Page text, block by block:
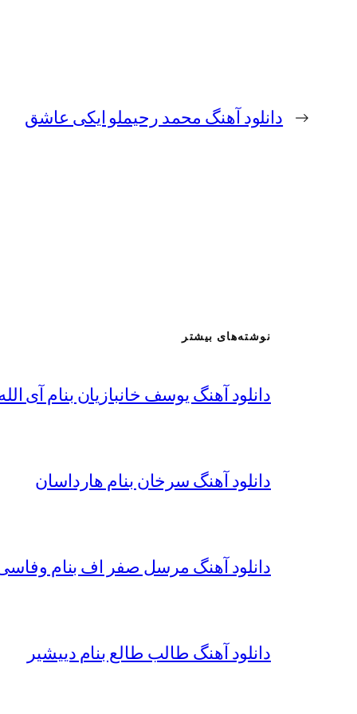
← دانلود آهنگ محمد رحیملو ایکی عاشق
نوشته‌های بیشتر
دانلود آهنگ یوسف خانبازیان بنام آی
دانلود آهنگ سرخان بنام هارداسان
دانلود آهنگ مرسل صفر اف بنام
دانلود آهنگ طالب طالع بنام دییشیر